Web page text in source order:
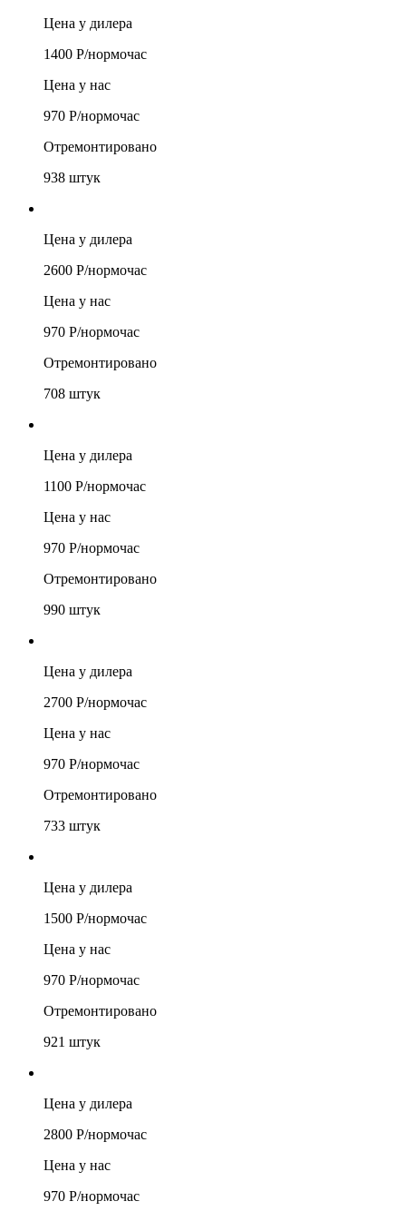
Цена у дилера
1400 Р/нормочас
Цена у нас
970 Р/нормочас
Отремонтировано
938 штук
Цена у дилера
2600 Р/нормочас
Цена у нас
970 Р/нормочас
Отремонтировано
708 штук
Цена у дилера
1100 Р/нормочас
Цена у нас
970 Р/нормочас
Отремонтировано
990 штук
Цена у дилера
2700 Р/нормочас
Цена у нас
970 Р/нормочас
Отремонтировано
733 штук
Цена у дилера
1500 Р/нормочас
Цена у нас
970 Р/нормочас
Отремонтировано
921 штук
Цена у дилера
2800 Р/нормочас
Цена у нас
970 Р/нормочас